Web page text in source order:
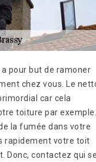
a pour but de ramoner
chez vous. Le
car cela
toiture par exemple.
la fumée dans votre
rapidement votre toit
Donc, contactez qui se